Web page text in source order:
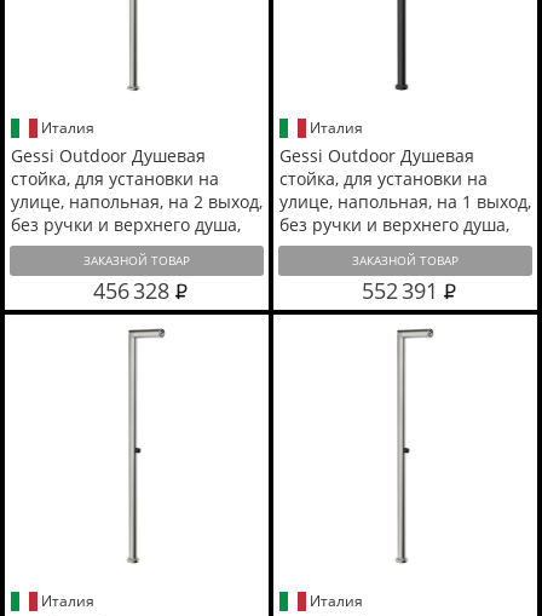
Италия
Gessi Outdoor Душевая
стойка, для установки на
улице, напольная, на 2 выход,
без ручки и верхнего душа,
цвет: Steel Brushed
ЗАКАЗНОЙ ТОВАР
456 328
Италия
Gessi Outdoor Душевая
стойка, для установки на
улице, напольная, на 1 выход,
без ручки и верхнего душа,
цвет: Black XL
ЗАКАЗНОЙ ТОВАР
552 391
Италия Италия